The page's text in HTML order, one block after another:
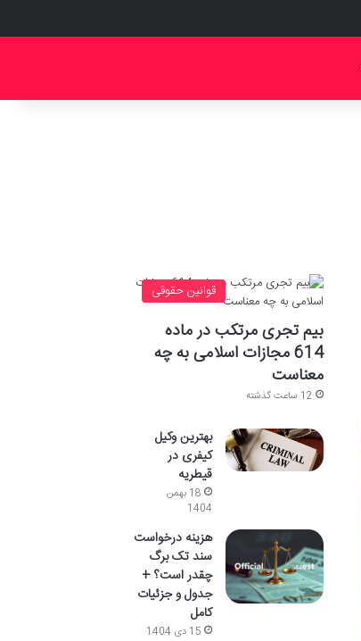
قوانین حقوقی
بیم تجری مرتکب در ماده
614 مجازات اسلامی به چه
معناست
12 ساعت گذشته
بهترین وکیل
کیفری در
قیطریه
18 بهمن
1404
هزینه درخواست
سند تک برگ
چقدر است؟ +
جدول و جزئیات
کامل
15 دی 1404